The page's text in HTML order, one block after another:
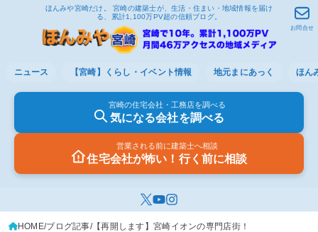
ほんみや宮崎だけ。 宮崎の建築士が、生活・住まい・地域情報を届け
る、累計1,100万PV超の信頼ブログ。
ニュース 【宮崎】くらし・イベント情報 地元まにあっく ほん
宮崎の住宅会社・工務店を調べる
気になる会社を調べる
営業される前に建築士へ相談
住宅会社が怖い！行く前に相談
お問合せ
HOME ブログ記事 【再開します】宮崎イオンの専門店街！